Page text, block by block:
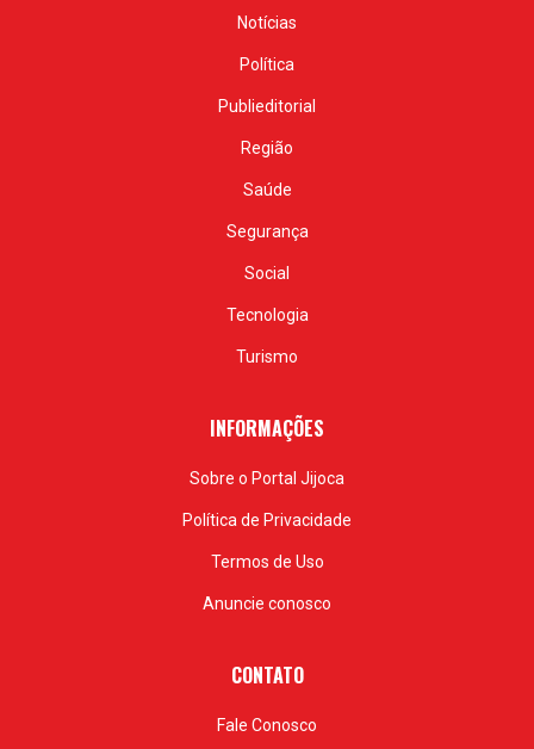
Notícias
Política
Publieditorial
Região
Saúde
Segurança
Social
Tecnologia
Turismo
INFORMAÇÕES
Sobre o Portal Jijoca
Política de Privacidade
Termos de Uso
Anuncie conosco
CONTATO
Fale Conosco